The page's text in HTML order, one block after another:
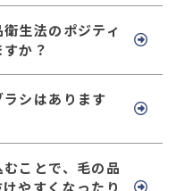
生法のポジティ
か？
シはあります
ことで、毛の品